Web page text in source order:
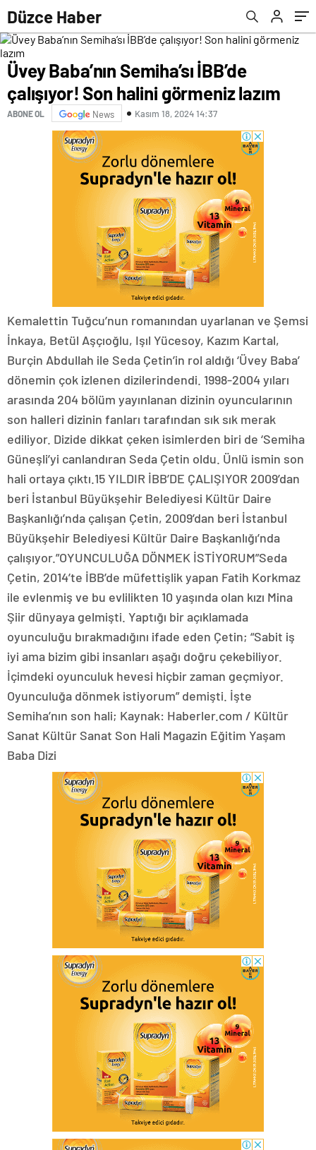
Düzce Haber
Üvey Baba’nın Semiha’sı İBB’de
çalışıyor! Son halini görmeniz lazım
ABONE OL News Kasım 18, 2024 14:37
Kemalettin Tuğcu’nun romanından uyarlanan ve Şemsi
İnkaya, Betül Aşçıoğlu, Işıl Yücesoy, Kazım Kartal,
Burçin Abdullah ile Seda Çetin’in rol aldığı ‘Üvey Baba’
dönemin çok izlenen dizilerindendi. 1998-2004 yıları
arasında 204 bölüm yayınlanan dizinin oyuncularının
son halleri dizinin fanları tarafından sık sık merak
ediliyor. Dizide dikkat çeken isimlerden biri de ‘Semiha
Güneşli’yi canlandıran Seda Çetin oldu. Ünlü ismin son
hali ortaya çıktı.15 YILDIR İBB’DE ÇALIŞIYOR 2009’dan
beri İstanbul Büyükşehir Belediyesi Kültür Daire
Başkanlığı’nda çalışan Çetin, 2009’dan beri İstanbul
Büyükşehir Belediyesi Kültür Daire Başkanlığı’nda
çalışıyor.”OYUNCULUĞA DÖNMEK İSTİYORUM”Seda
Çetin, 2014’te İBB’de müfettişlik yapan Fatih Korkmaz
ile evlenmiş ve bu evlilikten 10 yaşında olan kızı Mina
Şiir dünyaya gelmişti. Yaptığı bir açıklamada
oyunculuğu bırakmadığını ifade eden Çetin; “Sabit iş
iyi ama bizim gibi insanları aşağı doğru çekebiliyor.
İçimdeki oyunculuk hevesi hiçbir zaman geçmiyor.
Oyunculuğa dönmek istiyorum” demişti. İşte
Semiha’nın son hali; Kaynak: Haberler.com / Kültür
Sanat Kültür Sanat Son Hali Magazin Eğitim Yaşam
Baba Dizi